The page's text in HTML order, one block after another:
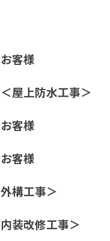
客様
屋上防水工事＞
客様
客様
構工事＞
装改修工事＞